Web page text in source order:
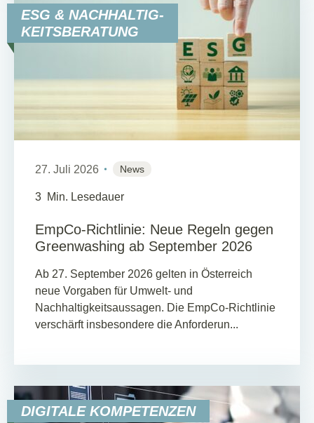
ESG & NACHHALTIG-
KEITSBERATUNG
27. Juli 2026 News
3 Min. Lesedauer
EmpCo-Richtlinie: Neue Regeln gegen
Greenwashing ab September 2026
Ab 27. September 2026 gelten in Österreich
neue Vorgaben für Umwelt- und
Nachhaltigkeitsaussagen. Die EmpCo-Richtlinie
verschärft insbesondere die Anforderun...
DIGITALE KOMPETENZEN